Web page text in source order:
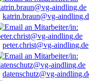
katrin.braun@vg-
peter.christ@vg-aindling.de
datenschutz@vg-